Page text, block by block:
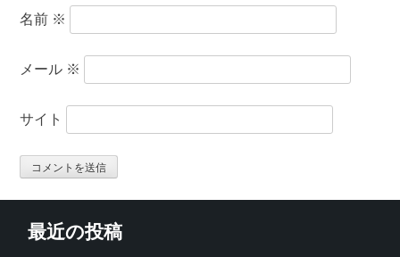
名前 ※
メール ※
サイト
最近の投稿